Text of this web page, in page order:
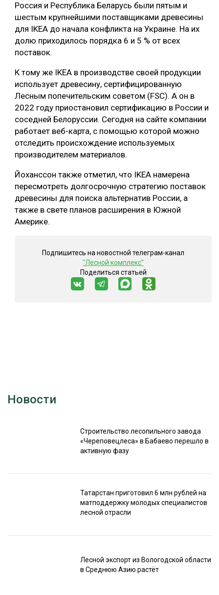
Россия и Республика Беларусь были пятым и
шестым крупнейшими поставщиками древесины
для IKEA до начала конфликта на Украине. На их
долю приходилось порядка 6 и 5 % от всех
поставок.
К тому же IKEA в производстве своей продукции
использует древесину, сертифицированную
Лесным попечительским советом (FSC). А он в
2022 году приостановил сертификацию в России и
соседней Белоруссии. Сегодня на сайте компании
работает веб-карта, с помощью которой можно
отследить происхождение используемых
производителем материалов.
Йоханссон также отметил, что IKEA намерена
пересмотреть долгосрочную стратегию поставок
древесины для поиска альтернатив России, а
также в свете планов расширения в Южной
Америке.
Подпишитесь на новостной телеграм-канал
"Лесной комплекс"
Поделиться статьей
Новости
Строительство лесопильного завода
«Череповецлеса» в Бабаево перешло в
активную фазу
Татарстан приготовил 6 млн рублей на
матподдержку молодых специалистов
лесной отрасли
Лесной экспорт из Вологодской области
в Среднюю Азию растёт